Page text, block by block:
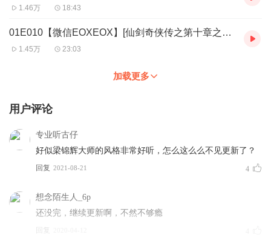
1.46万 18:43
01E010【微信EOXEOX】[仙剑奇侠传之第十章之血染蓬莱,仙洲翻为杀场-骆乐]
1.45万 23:03
加载更多
用户评论
专业听古仔
好似梁锦辉大师的风格非常好听，怎么这么么不见更新了？
回复 2021-08-21 4
想念陌生人_6p
还没完，继续更新啊，不然不够瘾
回复